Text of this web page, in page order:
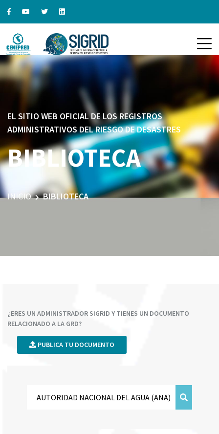
EL SITIO WEB OFICIAL DE LOS REGISTROS
ADMINISTRATIVOS DEL RIESGO DE DESASTRES
BIBLIOTECA
INICIO BIBLIOTECA
¿ERES UN ADMINISTRADOR SIGRID Y TIENES UN DOCUMENTO
RELACIONADO A LA GRD?
PUBLICA TU DOCUMENTO